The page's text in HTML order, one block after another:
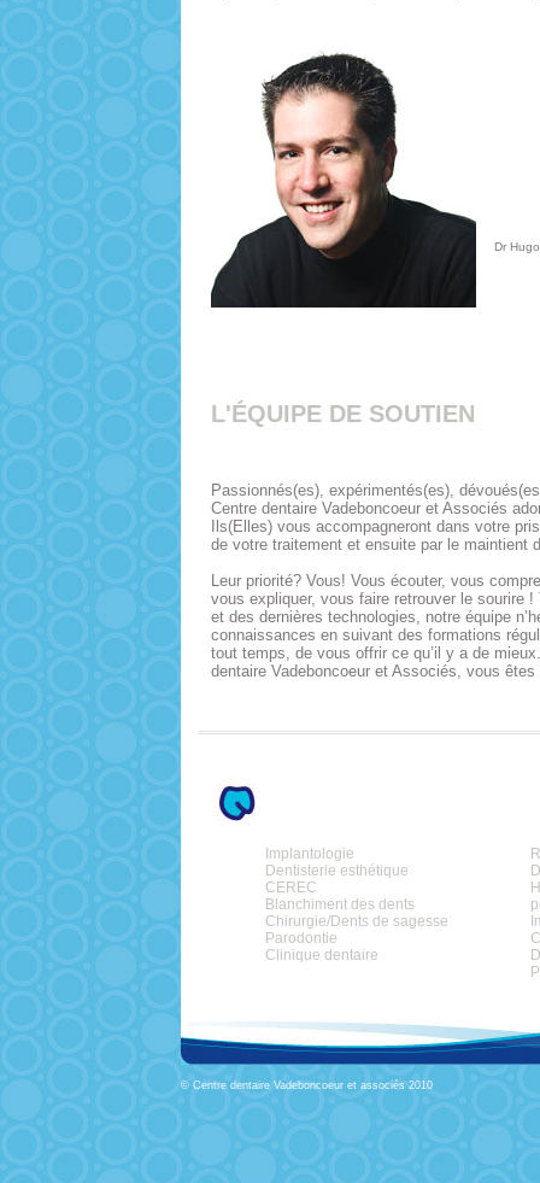
Dr
L'ÉQUIPE DE SOUTIEN
Passionnés(es), expérimentés(es),
Centre dentaire Vadeboncoeur et Associés
Ils(Elles) vous accompagneront dans votre
de votre traitement et ensuite par le maintient
Leur priorité? Vous! Vous écouter, vous
vous expliquer, vous faire retrouver le sourire !
et des dernières technologies, notre équipe
connaissances en suivant des formations
tout temps, de vous offrir ce qu’il y a de
dentaire Vadeboncoeur et Associés, vous
Implantologie
Dentisterie esthétique
CEREC
Blanchiment des dents
Chirurgie/Dents de sagesse
Parodontie
Clinique dentaire
© Centre dentaire Vadeboncoeur et associés 2010